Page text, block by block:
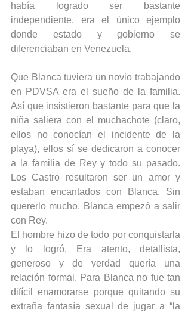
había logrado ser bastante
independiente, era el único ejemplo
donde estado y gobierno se
diferenciaban en Venezuela.
Que Blanca tuviera un novio trabajando
en PDVSA era el sueño de la familia.
Así que insistieron bastante para que la
niña saliera con el muchachote (claro,
ellos no conocían el incidente de la
playa), ellos sí se dedicaron a conocer
a la familia de Rey y todo su pasado.
Los Castro resultaron ser un amor y
estaban encantados con Blanca. Sin
quererlo mucho, Blanca empezó a salir
con Rey.
El hombre hizo de todo por conquistarla
y lo logró. Era atento, detallista,
generoso y de verdad quería una
relación formal. Para Blanca no fue tan
difícil enamorarse porque quitando su
extraña fantasía sexual de jugar a “la